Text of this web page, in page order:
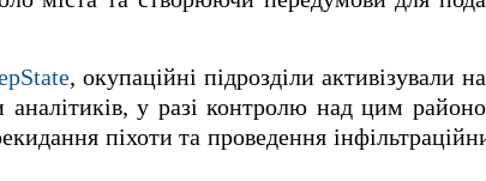
, окупаційні підрозділи активізували
аналітиків, у разі контролю над цим
піхоти та проведення